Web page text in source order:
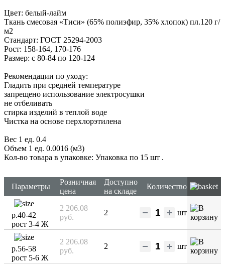
Цвет: белый-лайм
Ткань смесовая «Тиси» (65% полиэфир, 35% хлопок) пл.120 г/
м2
Стандарт: ГОСТ 25294-2003
Рост: 158-164, 170-176
Размер: с 80-84 по 120-124
Рекомендации по уходу:
Гладить при средней температуре
запрещено использование электросушки
не отбеливать
стирка изделий в теплой воде
Чистка на основе перхлорэтилена
Вес 1 ед. 0.4
Объем 1 ед. 0.0016 (м3)
Кол-во товара в упаковке: Упаковка по 15 шт .
Параметры
Розничная
цена
Доступно
на складе
Количество
р.40-42
рост 3-4 Ж
2 206.08
руб.
2 шт
р.56-58
рост 5-6 Ж
2 206.08
руб.
2 шт